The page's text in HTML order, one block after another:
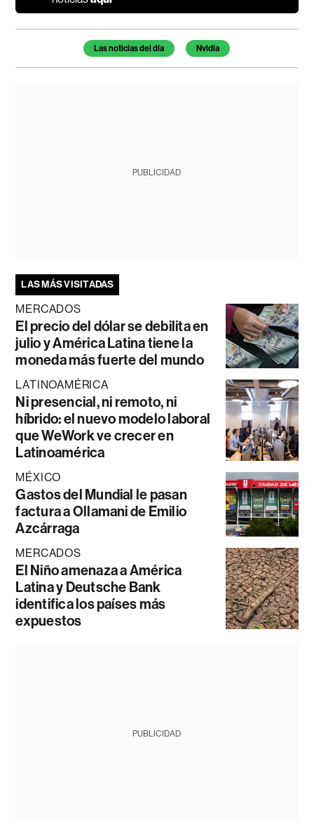
Temas de este artículo
Las noticias del día Nvidia
PUBLICIDAD
LAS MÁS VISITADAS
MERCADOS
El precio del dólar se debilita en
julio y América Latina tiene la
moneda más fuerte del mundo
LATINOAMÉRICA
Ni presencial, ni remoto, ni
híbrido: el nuevo modelo laboral
que WeWork ve crecer en
Latinoamérica
MÉXICO
Gastos del Mundial le pasan
factura a Ollamani de Emilio
Azcárraga
MERCADOS
El Niño amenaza a América
Latina y Deutsche Bank
identifica los países más
expuestos
PUBLICIDAD